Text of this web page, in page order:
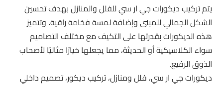
يتم تركيب ديكورات جي ار سي للفلل والمنازل بهدف تحسين
الشكل الجمالي للمبنى وإضافة لمسة فخامة راقية. وتتميز
هذه الديكورات بقدرتها على التكيف مع مختلف التصاميم
سواء الكلاسيكية أو الحديثة، مما يجعلها خيارًا مثاليًا لأصحاب
الذوق الرفيع.
ديكورات جي ار سي، فلل ومنازل، تركيب ديكور، تصميم داخلي